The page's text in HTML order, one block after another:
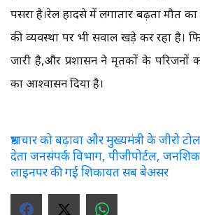
पसरा है।रेल हादसे में लगातार बढ़ता मौत
की व्यवस्था पर भी सवाल खड़े कर रहा है।
जारी है,और प्रशासन ने मृतकों के परिजनों
का आश्वासन दिया है।
भ्रष्टाचार को बढ़ावा और मुख्यमंत्री के जीरो
देता जनसंपर्क विभाग, पीजीपोर्टल,
लाइनपर की गई शिकायत सब बेअसर